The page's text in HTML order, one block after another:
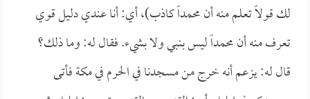
لك قولاً تعلم منه أن محمداً كاذب)، أي: أنا عندي دليل قوي
تعرف منه أن محمداً ليس بنبي ولا بشيء. فقال له: وما ذلك؟
قال له: يزعم أنه خرج من مسجدنا في الحرم في مكة فأتى